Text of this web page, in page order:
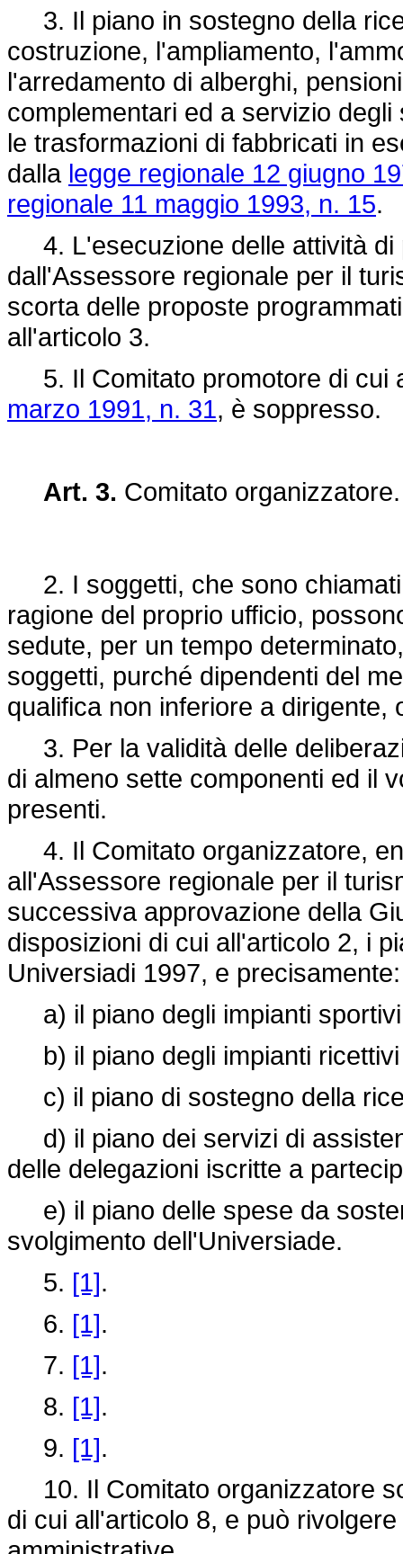
3. Il piano in sostegno della
costruzione, l'ampliamento,
l'arredamento di alberghi,
complementari ed a servizio
le trasformazioni di fabbricati in
dalla legge regionale 12 giugno
regionale 11 maggio 1993, n. 15.
4. L'esecuzione delle attività di
dall'Assessore regionale per il
scorta delle proposte
all'articolo 3.
5. Il Comitato promotore di cui
marzo 1991, n. 31, è soppresso.
Art. 3. Comitato
2. I soggetti, che sono
ragione del proprio ufficio,
sedute, per un tempo
soggetti, purché dipendenti del
qualifica non inferiore a
3. Per la validità delle
di almeno sette componenti ed il
presenti.
4. Il Comitato organizzatore,
all'Assessore regionale per il
successiva approvazione della
disposizioni di cui all'articolo 2, i
Universiadi 1997, e precisamente:
a) il piano degli impianti
b) il piano degli impianti
c) il piano di sostegno della
d) il piano dei servizi di
delle delegazioni iscritte a
e) il piano delle spese da
svolgimento dell'Universiade.
5. [1].
6. [1].
7. [1].
8. [1].
9. [1].
10. Il Comitato organizzatore
di cui all'articolo 8, e può